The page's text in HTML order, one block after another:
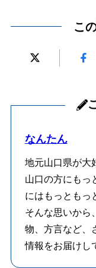
こ
なんたん
地元山口県が大
山口の方にもっ
にはもっともっ
そんな思いから
物、方言など、
情報をお届けし